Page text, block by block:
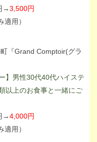
→3,500円
用）
『Grand Comptoir(グラ
】男性30代40代ハイステ
以上のお食事と一緒にご
→4,000円
用）